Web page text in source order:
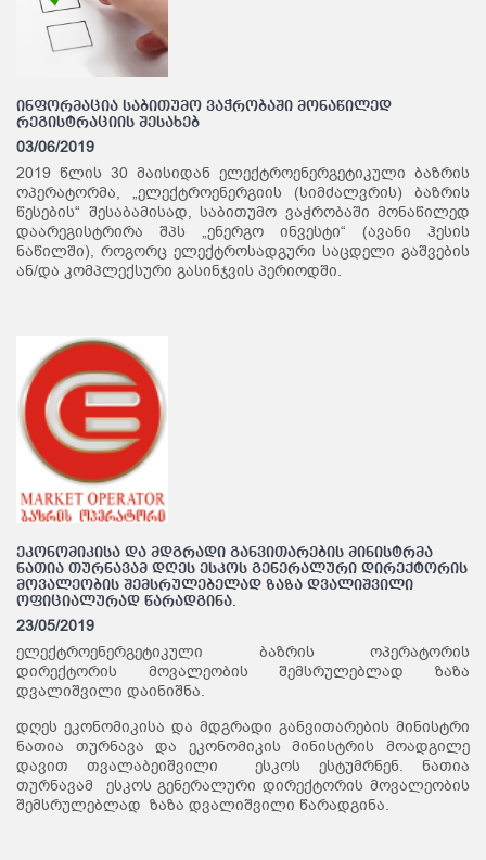
ინფორმაცია საბითუმო ვაჭრობაში მონაწილედ
რეგისტრაციის შესახებ
03/06/2019
2019 წლის 30 მაისიდან ელექტროენერგეტიკული ბაზრის
ოპერატორმა, „ელექტროენერგიის (სიმძალვრის) ბაზრის
წესების“ შესაბამისად, საბითუმო ვაჭრობაში მონაწილედ
დაარეგისტრირა შპს „ენერგო ინვესტი“ (ავანი ჰესის
ნაწილში), როგორც ელექტროსადგური საცდელი გაშვების
ან/და კომპლექსური გასინჯვის პერიოდში.
ეკონომიკისა და მდგრადი განვითარების მინისტრმა
ნათია თურნავამ დღეს ესკოს გენერალური დირექტორის
მოვალეობის შემსრულებელად ზაზა დვალიშვილი
ოფიციალურად წარადგინა.
23/05/2019
ელექტროენერგეტიკული ბაზრის ოპერატორის
დირექტორის მოვალეობის შემსრულებლად ზაზა
დვალიშვილი დაინიშნა.
დღეს ეკონომიკისა და მდგრადი განვითარების მინისტრი
ნათია თურნავა და ეკონომიკის მინისტრის მოადგილე
დავით თვალაბეიშვილი ესკოს ესტუმრნენ. ნათია
თურნავამ ესკოს გენერალური დირექტორის მოვალეობის
შემსრულებლად ზაზა დვალიშვილი წარადგინა.